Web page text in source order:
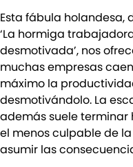
Esta fábula holandesa,
‘La hormiga
desmotivada’, nos
muchas empresas
máximo la
desmotivándolo. La
además suele
el menos culpable de
asumir las